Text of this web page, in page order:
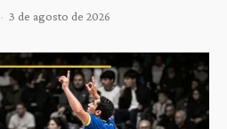
- 3 de agosto de 2026